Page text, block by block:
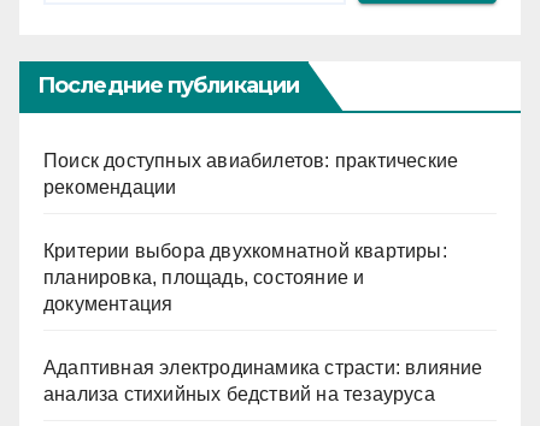
Последние публикации
Поиск доступных авиабилетов: практические
рекомендации
Критерии выбора двухкомнатной квартиры:
планировка, площадь, состояние и
документация
Адаптивная электродинамика страсти: влияние
анализа стихийных бедствий на тезауруса